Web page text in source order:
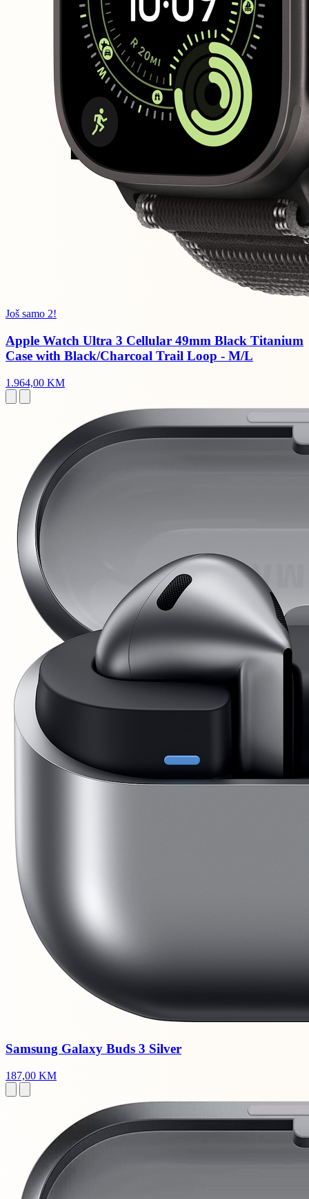
Još samo 2!
Apple Watch Ultra 3 Cellular 49mm Black Titanium
Case with Black/Charcoal Trail Loop - M/L
1.964,00 KM
Samsung Galaxy Buds 3 Silver
187,00 KM